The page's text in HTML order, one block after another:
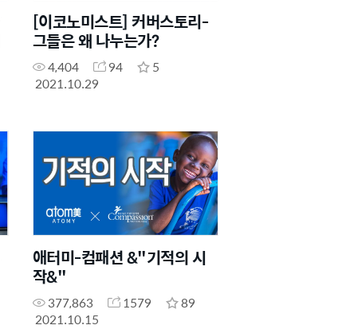
[이코노미스트] 커버스토리-
그들은 왜 나누는가?
4,404 94
5
2021.10.29
애터미-컴패션 &"기적의 시
작&"
377,863 1579
89
2021.10.15